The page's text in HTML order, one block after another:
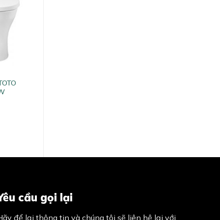
cầu gọi lại
để lại thông tin và chúng tôi sẽ liên hệ lại với